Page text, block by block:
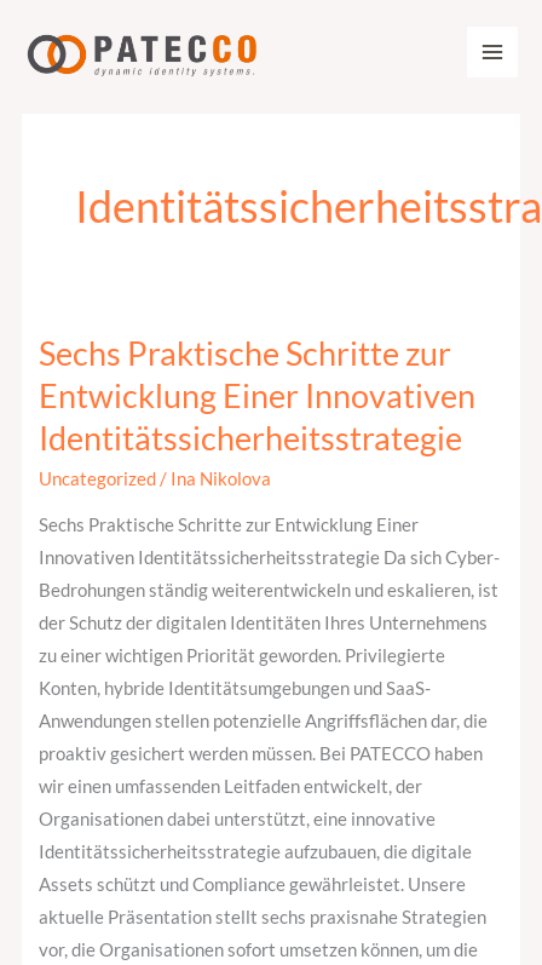
Inhalt
springen
Sechs Praktische Schritte zur
Entwicklung Einer Innovativen
Identitätssicherheitsstrategie
Uncategorized/ Ina Nikolova
Sechs Praktische Schritte zur Entwicklung Einer
Innovativen Identitätssicherheitsstrategie Da sich Cyber-
Bedrohungen ständig weiterentwickeln und eskalieren, ist
der Schutz der digitalen Identitäten Ihres Unternehmens
zu einer wichtigen Priorität geworden. Privilegierte
Konten, hybride Identitätsumgebungen und SaaS-
Anwendungen stellen potenzielle Angriffsflächen dar, die
proaktiv gesichert werden müssen. Bei PATECCO haben
wir einen umfassenden Leitfaden entwickelt, der
Organisationen dabei unterstützt, eine innovative
Identitätssicherheitsstrategie aufzubauen, die digitale
Assets schützt und Compliance gewährleistet. Unsere
aktuelle Präsentation stellt sechs praxisnahe Strategien
vor, die Organisationen sofort umsetzen können, um die
Sechs
Praktische
Schritte
zur
Entwicklung